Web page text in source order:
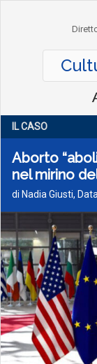
IL CASO
Aborto
nel mirino
di Nadia Giusti,